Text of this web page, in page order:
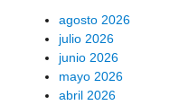
agosto 2026
julio 2026
junio 2026
mayo 2026
abril 2026